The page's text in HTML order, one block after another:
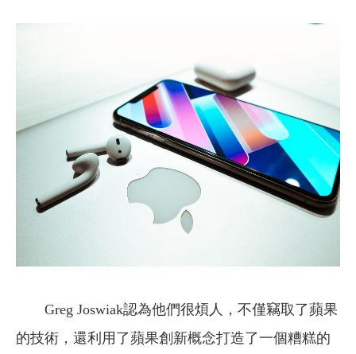
Greg Joswiak認為他們很煩人，不僅竊取了蘋果
的技術，還利用了蘋果創新概念打造了一個糟糕的